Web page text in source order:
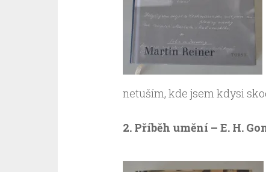
netuším, kde jsem kdysi
2. Příběh umění – E. H.